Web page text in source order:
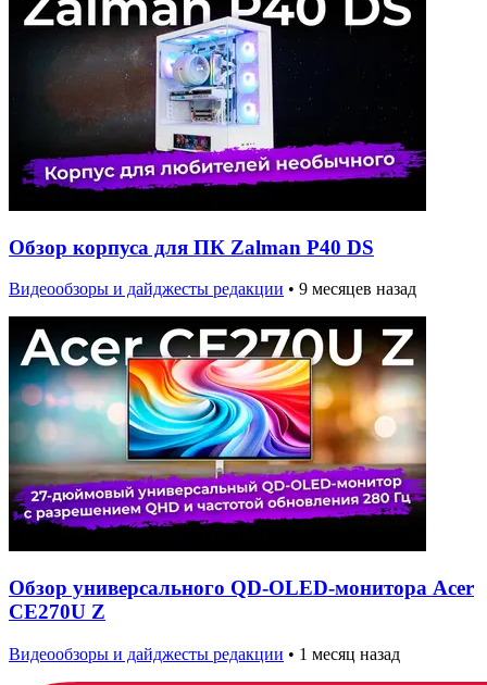
Обзор корпуса для ПК Zalman P40 DS
Видеообзоры и дайджесты редакции • 9 месяцев назад
Обзор универсального QD-OLED-монитора Acer
CE270U Z
Видеообзоры и дайджесты редакции • 1 месяц назад